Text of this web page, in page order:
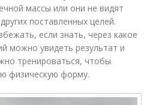
массы или они не видят
поставленных целей.
если знать, через какое
можно увидеть результат и
тренироваться, чтобы
физическую форму.